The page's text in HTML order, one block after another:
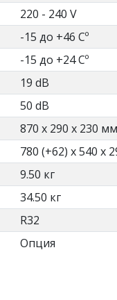
220 - 240 V
-15 до +46 Cº
-15 до +24 Cº
19 dB
50 dB
870 x 290 x 230 мм
780 (+62) x 540 x
9.50 кг
34.50 кг
R32
Опция